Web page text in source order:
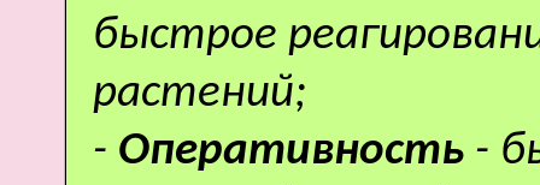
быстрое
растений;
- Оперативность -